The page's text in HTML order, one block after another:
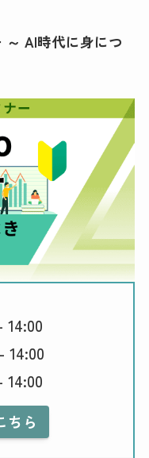
～ AI時代に身につ
ちら